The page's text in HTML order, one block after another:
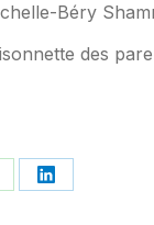
Béry
des
Partager